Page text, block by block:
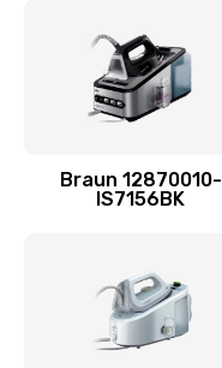
Braun 12870010-
IS7156BK